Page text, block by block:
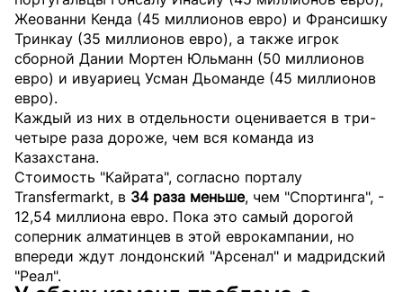
Жеованни Кенда (45 миллионов евро) и Франсишку
Тринкау (35 миллионов евро), а также игрок
сборной Дании Мортен Юльманн (50 миллионов
евро) и ивуариец Усман Дьоманде (45 миллионов
евро).
Каждый из них в отдельности оценивается в три-
четыре раза дороже, чем вся команда из
Казахстана.
Стоимость "Кайрата", согласно порталу
Transfermarkt, в 34 раза меньше, чем "Спортинга", -
12,54 миллиона евро. Пока это самый дорогой
соперник алматинцев в этой еврокампании, но
впереди ждут лондонский "Арсенал" и мадридский
"Реал".